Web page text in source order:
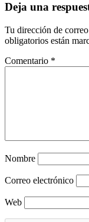
Deja una
Tu dirección de
obligatorios están
Comentario *
Nombre
Correo electrónico
Web